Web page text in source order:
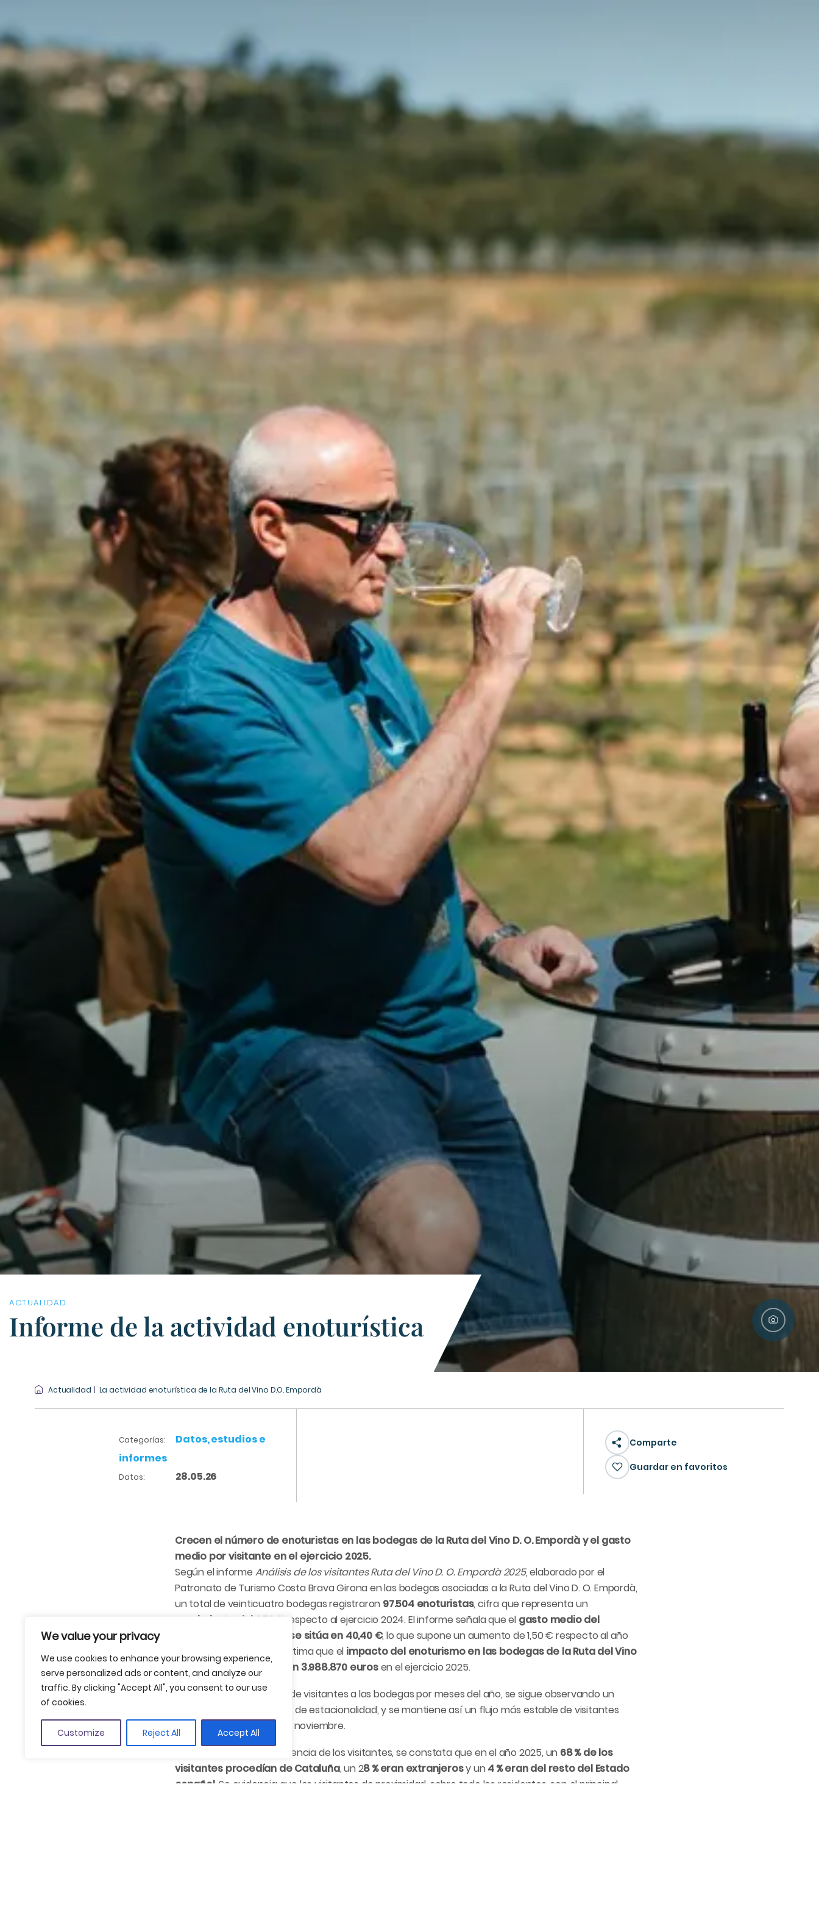
We value your privacy
We use cookies to enhance your browsing experience,
serve personalized ads or content, and analyze our
traffic. By clicking "Accept All", you consent to our use
of cookies.
Customize Reject All Accept All
ACTUALIDAD
Informe de la actividad enoturística
Actualidad La actividad enoturística de la Ruta del Vino D.O. Empordà
Comparte
Guardar en favoritos
Categorías:
Datos, estudios e
informes
Datos: 28.05.26
Crecen el número de enoturistas en las bodegas de la Ruta del Vino D. O. Empordà y el gasto
medio por visitante en el ejercicio 2025.
Según el informe Análisis de los visitantes Ruta del Vino D. O. Empordà 2025, elaborado por el
Patronato de Turismo Costa Brava Girona en las bodegas asociadas a la Ruta del Vino D. O. Empordà,
un total de veinticuatro bodegas registraron 97.504 enoturistas, cifra que representa un
crecimiento del 2,76 %respecto al ejercicio 2024. El informe señala que el gasto medio del
enoturista en la tienda se sitúa en 40,40 €, lo que supone un aumento de 1,50 € respecto al año
anterior. Así, la entidad estima que el impacto del enoturismo en las bodegas de la Ruta del Vino
D. O. Empordà se sitúa en 3.988.870 eurosen el ejercicio 2025.
En cuanto a la evolución de visitantes a las bodegas por meses del año, se sigue observando un
aplanamiento de la curva de estacionalidad, y se mantiene así un flujo más estable de visitantes
entre los meses de abril a noviembre.
En relación con la procedencia de los visitantes, se constata que en el año 2025, un 68 % de los
visitantes procedían de Cataluña, un 28 % eran extranjerosy un4 % eran del resto del Estado
español. Se evidencia que los visitantes de proximidad, sobre todo los residentes, son el principal